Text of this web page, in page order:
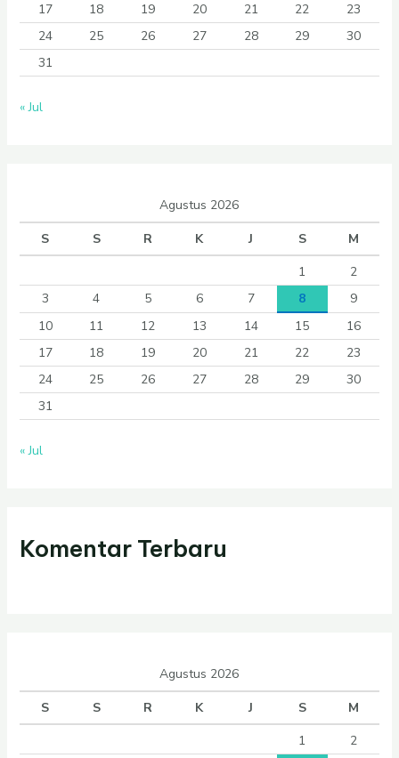
17
18 19 20 21 22
23
24
25 26 27 28 29
30
31
« Jul
Agustus 2026
S
S R K J S
M
1
2
3
4 5 6 7 8
9
10
11 12 13 14 15
16
17
18 19 20 21 22
23
24
25 26 27 28 29
30
31
« Jul
Komentar Terbaru
Agustus 2026
S
S R K J S
M
1
2